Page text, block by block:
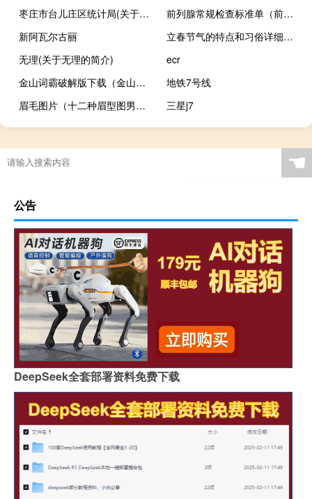
枣庄市台儿庄区统计局(关于枣庄市台儿庄区统计局的简介)
前列腺常规检查标准单（前列腺液常规检查指标）
新阿瓦尔古丽
立春节气的特点和习俗详细的科普请看这里
无理(关于无理的简介)
ecr
金山词霸破解版下载（金山词霸2007破解补丁）
地铁7号线
眉毛图片（十二种眉型图男生女生必看眉形图）
三星j7
☚
公告
DeepSeek全套部署资料免费下载